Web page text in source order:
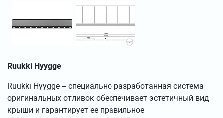
Ruukki Hyygge
Ruukki Hyygge – специально разработанная система
оригинальных отливок обеспечивает эстетичный вид
крыши и гарантирует ее правильное